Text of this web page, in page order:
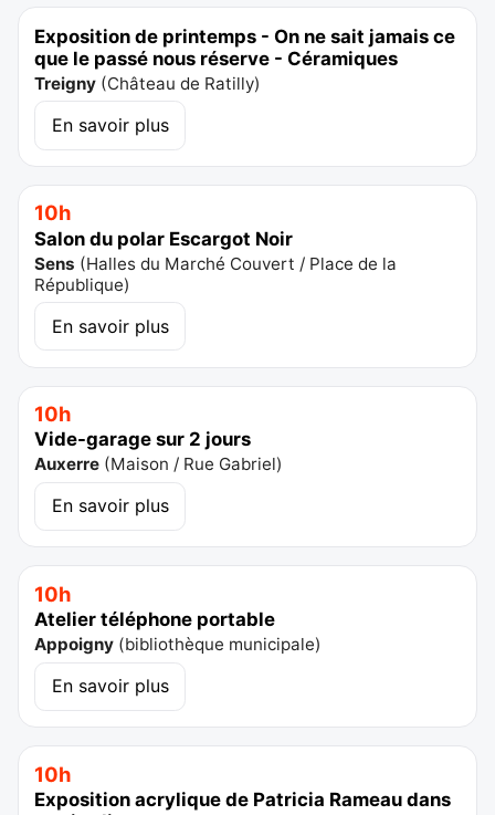
Exposition de printemps - On ne sait jamais ce
que le passé nous réserve - Céramiques
Treigny (Château de Ratilly)
En savoir plus
10h
Salon du polar Escargot Noir
Sens (Halles du Marché Couvert / Place de la
République)
En savoir plus
10h
Vide-garage sur 2 jours
Auxerre (Maison / Rue Gabriel)
En savoir plus
10h
Atelier téléphone portable
Appoigny (bibliothèque municipale)
En savoir plus
10h
Exposition acrylique de Patricia Rameau dans